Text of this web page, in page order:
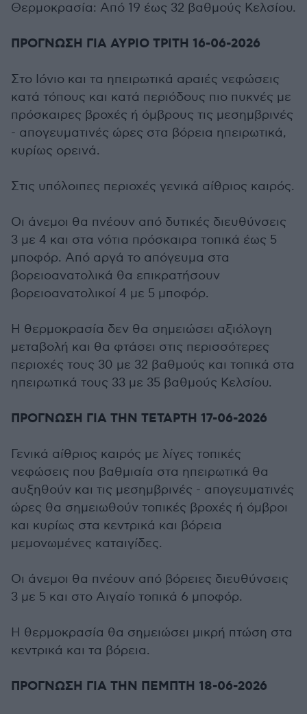
Θερμοκρασία: Από 19 έως 32 βαθμούς Κελσίου.
ΠΡΟΓΝΩΣΗ ΓΙΑ ΑΥΡΙΟ ΤΡΙΤΗ 16-06-2026
Στο Ιόνιο και τα ηπειρωτικά αραιές νεφώσεις
κατά τόπους και κατά περιόδους πιο πυκνές με
πρόσκαιρες βροχές ή όμβρους τις μεσημβρινές
- απογευματινές ώρες στα βόρεια ηπειρωτικά,
κυρίως ορεινά.
Στις υπόλοιπες περιοχές γενικά αίθριος καιρός.
Οι άνεμοι θα πνέουν από δυτικές διευθύνσεις
3 με 4 και στα νότια πρόσκαιρα τοπικά έως 5
μποφόρ. Από αργά το απόγευμα στα
βορειοανατολικά θα επικρατήσουν
βορειοανατολικοί 4 με 5 μποφόρ.
Η θερμοκρασία δεν θα σημειώσει αξιόλογη
μεταβολή και θα φτάσει στις περισσότερες
περιοχές τους 30 με 32 βαθμούς και τοπικά στα
ηπειρωτικά τους 33 με 35 βαθμούς Κελσίου.
ΠΡΟΓΝΩΣΗ ΓΙΑ ΤΗΝ ΤΕΤΑΡΤΗ 17-06-2026
Γενικά αίθριος καιρός με λίγες τοπικές
νεφώσεις που βαθμιαία στα ηπειρωτικά θα
αυξηθούν και τις μεσημβρινές - απογευματινές
ώρες θα σημειωθούν τοπικές βροχές ή όμβροι
και κυρίως στα κεντρικά και βόρεια
μεμονωμένες καταιγίδες.
Οι άνεμοι θα πνέουν από βόρειες διευθύνσεις
3 με 5 και στο Αιγαίο τοπικά 6 μποφόρ.
Η θερμοκρασία θα σημειώσει μικρή πτώση στα
κεντρικά και τα βόρεια.
ΠΡΟΓΝΩΣΗ ΓΙΑ ΤΗΝ ΠΕΜΠΤΗ 18-06-2026